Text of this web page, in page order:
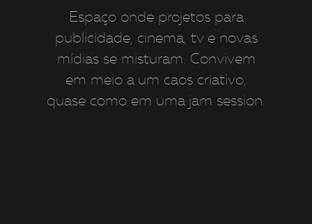
Espaço onde projetos para
publicidade, cinema, tv e novas
mídias se misturam. Convivem
em meio a um caos criativo,
quase como em uma jam session.